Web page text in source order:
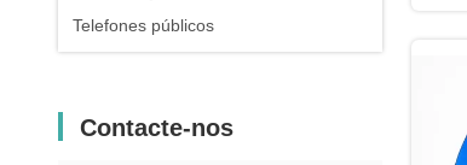
Telefones públicos
Contacte-nos